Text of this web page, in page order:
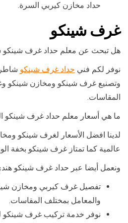
حداد مخازن كيربي السرة.
غرف شينكو
هل تبحث عن معلم حداد غرف
نوفر لكم فني حداد غرف شينكو
وتصنيع غرف شينكو ومخازن شينكو
المقاسات.
ما هي أسعار معلم حداد غرف شينكو
لدينا افضل الأسعار لغرف شينكو
عالمية كما تمتاز غرف شينكو بخفة
ونعمل أيضا عبر حداد غرف شينكو
تفصيل غرف كيربي ومخازن
والمعامل بمختلف المقاسات.
نوفر خدمة تركيب غرف شينكو